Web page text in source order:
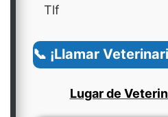
Tlf
📞 ¡Llamar
Lugar de